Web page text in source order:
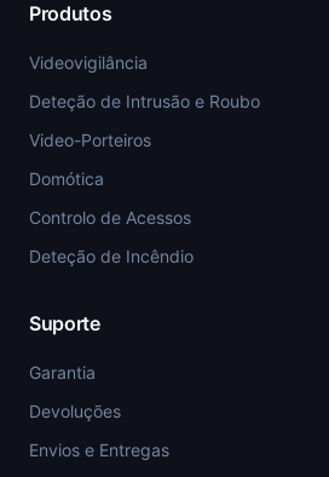
Produtos
Videovigilância
Deteção de Intrusão e Roubo
Video-Porteiros
Domótica
Controlo de Acessos
Deteção de Incêndio
Suporte
Garantia
Devoluções
Envios e Entregas